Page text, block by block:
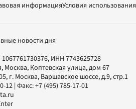
информацияУсловия использования
новости дня
ИНН 7743625728
Москва, Коптевская улица, дом 67
, г. Москва, Варшавское шоссе, д.9, стр.1
12 | Факс:+7 (495) 785-17-01